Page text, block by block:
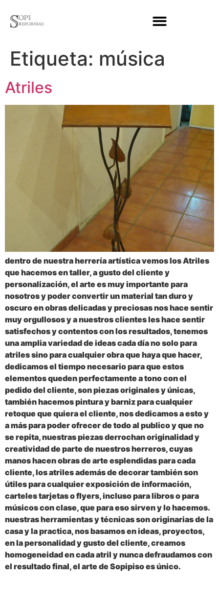
Etiqueta: música
Atriles
dentro de nuestra herrería artística vemos los Atriles
que hacemos en taller, a gusto del cliente y
personalización, el arte es muy importante para
nosotros y poder convertir un material tan duro y
oscuro en obras delicadas y preciosas nos hace sentir
muy orgullosos y a nuestros clientes les hace sentir
satisfechos y contentos con los resultados, tenemos
una amplia variedad de ideas cada día no solo para
atriles sino para cualquier obra que haya que hacer,
dedicamos el tiempo necesario para que estos
elementos queden perfectamente a tono con el
pedido del cliente, son piezas originales y únicas,
también hacemos pintura y barniz para cualquier
retoque que quiera el cliente, nos dedicamos a esto y
a más para poder ofrecer de todo al publico y que no
se repita, nuestras piezas derrochan originalidad y
creatividad de parte de nuestros herreros, cuyas
manos hacen obras de arte esplendidas para cada
cliente, los atriles además de decorar también son
útiles para cualquier exposición de información,
carteles tarjetas o flyers, incluso para libros o para
músicos con clase, que para eso sirven y lo hacemos.
nuestras herramientas y técnicas son originarias de la
casa y la practica, nos basamos en ideas, proyectos,
en la personalidad y gusto del cliente, creamos
homogeneidad en cada atril y nunca defraudamos con
el resultado final, el arte de Sopipiso es único.